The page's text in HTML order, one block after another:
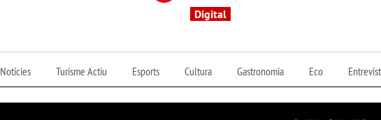
Digital
Noticies Turisme Actiu Esports Cultura Gastronomia Eco